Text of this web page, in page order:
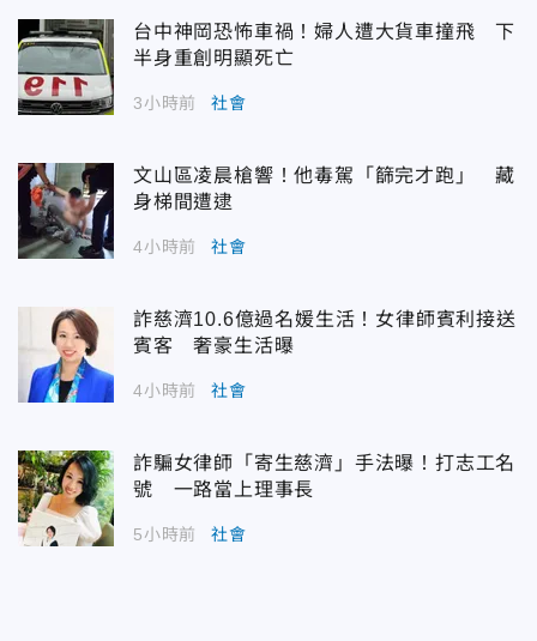
台中神岡恐怖車禍！婦人遭大貨車撞飛 下
半身重創明顯死亡
3小時前 社會
文山區凌晨槍響！他毒駕「篩完才跑」 藏
身梯間遭逮
4小時前 社會
詐慈濟10.6億過名媛生活！女律師賓利接送
賓客 奢豪生活曝
4小時前 社會
詐騙女律師「寄生慈濟」手法曝！打志工名
號 一路當上理事長
5小時前 社會